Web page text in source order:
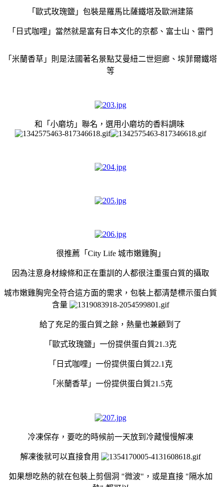
「歐式玫瑰鹽 」 包裝是羅馬比薩鐵塔及歐洲建築
「 日式咖哩 」 當然就是富有日本文化的京都、富士山、雷門
「 米蘭香草」 則是法國著名景點艾曼紐二世迴廊、埃菲爾鐵塔
等
和「小磨坊」聯名，選用小磨坊的香料調味
很推薦「 City Life 城市嫩雞胸 」
因為注意身材線條和正在重訓的人都很注重蛋白質的攝取
城市嫩雞胸完全符合這方面的需求，包裝上都清楚標示蛋白質
含量
給了充足的蛋白質之餘，熱量也兼顧到了
「歐式玫瑰鹽」一份提供蛋白質21.3克
「日式咖哩」 一份提供蛋白質22.1克
「米蘭香草」 一份提供蛋白質21.5克
冷凍保存，要吃的時候前一天放到冷藏慢慢解凍
解凍後就可以直接食用
如果想吃熱的就在包裝上剪個洞 "微波"，或是直接 "隔水加